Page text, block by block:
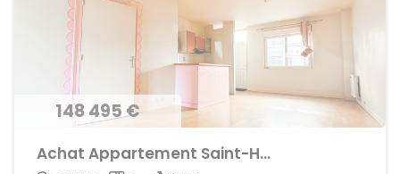
148 495 €
Achat Appartement Saint-Helier